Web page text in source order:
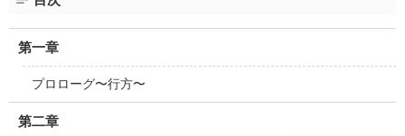
第一章
プロローグ〜行方〜
第二章